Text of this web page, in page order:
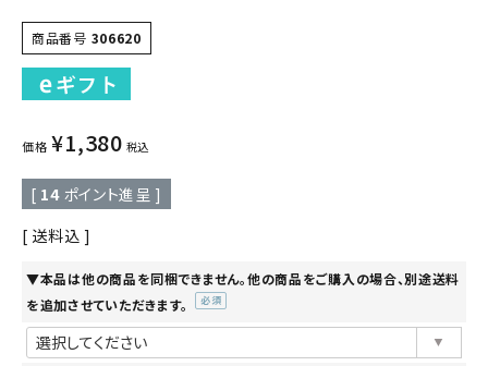
商品番号 306620
価格 ¥1,380 税込
[ 14 ポイント進呈 ]
送料込
▼本品は他の商品を同梱できません。他の商品をご購入の場合、別途送料
を追加させていただきます。